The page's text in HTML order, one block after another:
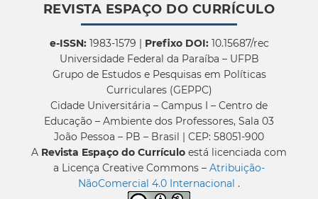
REVISTA ESPAÇO DO CURRÍCULO
e-ISSN:1983-1579 | Prefixo DOI:10.15687/rec
Universidade Federal da Paraíba – UFPB
Grupo de Estudos e Pesquisas em Políticas
Curriculares (GEPPC)
Cidade Universitária – Campus I – Centro de
Educação – Ambiente dos Professores, Sala 03
João Pessoa – PB – Brasil | CEP: 58051-900
A Revista Espaço do Currículo está licenciada com
a Licença Creative Commons – Atribuição-
NãoComercial 4.0 Internacional .